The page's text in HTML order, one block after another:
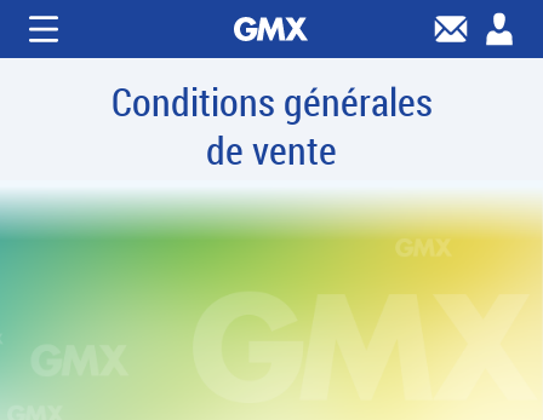
Conditions générales
de vente